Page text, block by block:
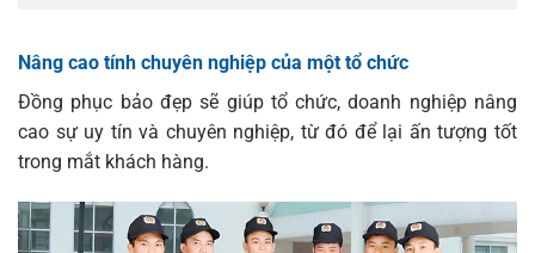
Nâng cao tính chuyên nghiệp của một tổ chức
Đồng phục bảo đẹp sẽ giúp tổ chức, doanh nghiệp nâng
cao sự uy tín và chuyên nghiệp, từ đó để lại ấn tượng tốt
trong mắt khách hàng.